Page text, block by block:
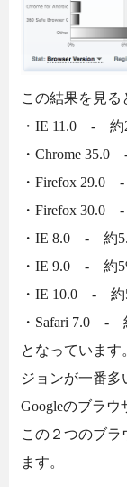
この結果を見る
・IE 11.0 - 約
・Chrome
・Firefox 29.0
・Firefox 30.0
・IE 8.0 - 約
・IE 9.0 - 約
・IE 10.0 - 約
・Safari 7.0 -
となっています
ジョンが一番多
Googleのブラウ
この２つのブラ
ます。